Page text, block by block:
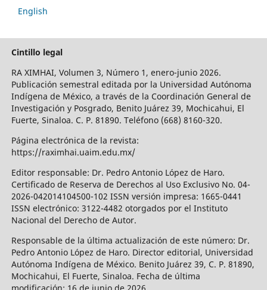
English
Cintillo legal
RA XIMHAI, Volumen 3, Número 1, enero-junio 2026.
Publicación semestral editada por la Universidad Autónoma
Indígena de México, a través de la Coordinación General de
Investigación y Posgrado, Benito Juárez 39, Mochicahui, El
Fuerte, Sinaloa. C. P. 81890. Teléfono (668) 8160-320.
Página electrónica de la revista:
https://raximhai.uaim.edu.mx/
Editor responsable: Dr. Pedro Antonio López de Haro.
Certificado de Reserva de Derechos al Uso Exclusivo No. 04-
2026-042014104500-102 ISSN versión impresa: 1665-0441
ISSN electrónico: 3122-4482 otorgados por el Instituto
Nacional del Derecho de Autor.
Responsable de la última actualización de este número: Dr.
Pedro Antonio López de Haro. Director editorial, Universidad
Autónoma Indígena de México. Benito Juárez 39, C. P. 81890,
Mochicahui, El Fuerte, Sinaloa. Fecha de última